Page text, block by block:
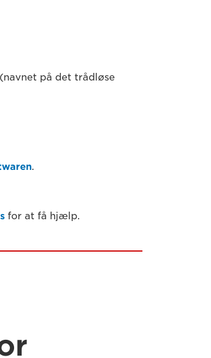
på det trådløse
.
for at få hjælp.